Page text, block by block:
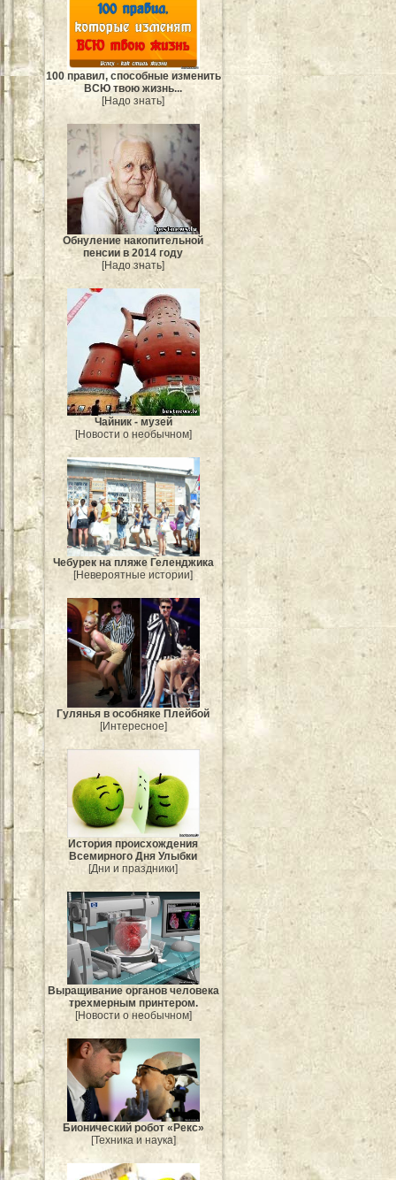
100 правил, способные изменить
ВСЮ твою жизнь...
[Надо знать]
Обнуление накопительной
пенсии в 2014 году
[Надо знать]
Чайник - музей
[Новости о необычном]
Чебурек на пляже Геленджика
[Невероятные истории]
Гулянья в особняке Плейбой
[Интересное]
История происхождения
Всемирного Дня Улыбки
[Дни и праздники]
Выращивание органов человека
трехмерным принтером.
[Новости о необычном]
Бионический робот «Рекс»
[Техника и наука]